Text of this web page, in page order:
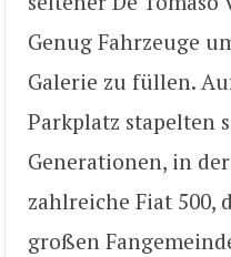
Genug Fahrzeuge
Galerie zu füllen.
Parkplatz stapelten
Generationen, in
zahlreiche Fiat 500,
großen